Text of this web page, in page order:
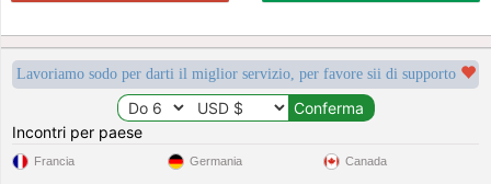
Lavoriamo sodo per darti il miglior servizio, per favore sii di supporto
Incontri per paese
Francia Germania Canada